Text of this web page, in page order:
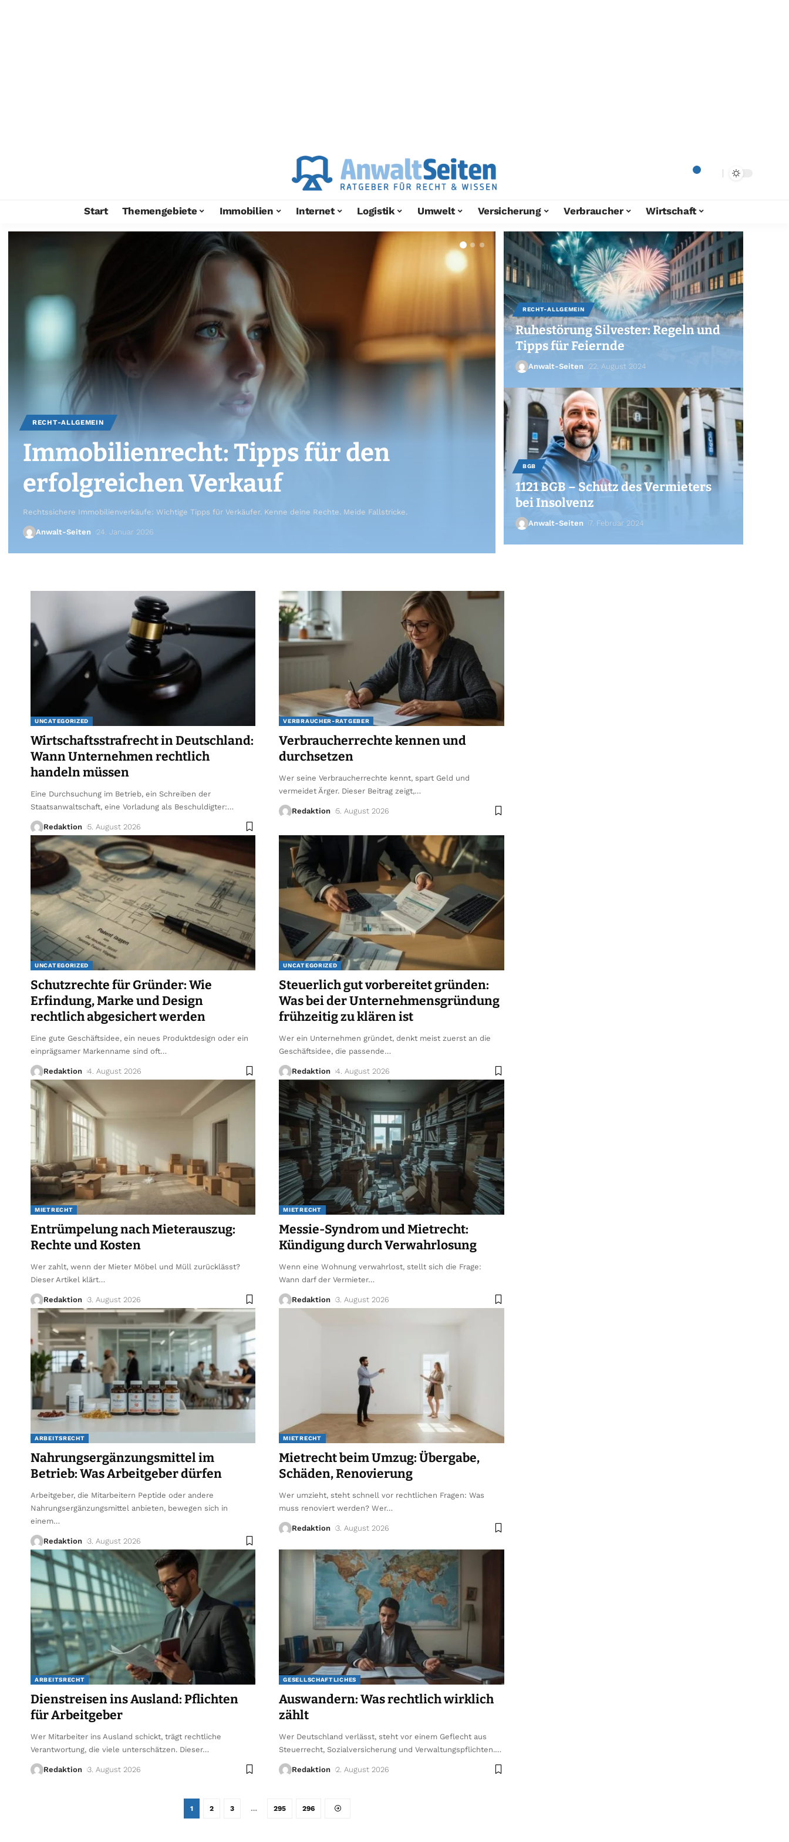
Start Themengebiete Immobilien Internet Logistik Umwelt Versicherung Verbraucher Wirtschaft
RECHT-ALLGEMEIN
Immobilienrecht: Tipps für den
erfolgreichen Verkauf
Rechtssichere Immobilienverkäufe: Wichtige Tipps für Verkäufer. Kenne deine Rechte. Meide Fallstricke.
Anwalt-Seiten 24. Januar 2026 Anwalt-Seiten
RECHT-ALLGEMEIN
Ruhestörung Silvester: Regeln und
Tipps für Feiernde
Anwalt-Seiten 22. August 2024
BGB
1121 BGB – Schutz des Vermieters
bei Insolvenz
Anwalt-Seiten 7. Februar 2024
UNCATEGORIZED
Wirtschaftsstrafrecht in Deutschland:
Wann Unternehmen rechtlich
handeln müssen
Eine Durchsuchung im Betrieb, ein Schreiben der
Staatsanwaltschaft, eine Vorladung als Beschuldigter:…
Redaktion 5. August 2026
VERBRAUCHER-RATGEBER
Verbraucherrechte kennen und
durchsetzen
Wer seine Verbraucherrechte kennt, spart Geld und
vermeidet Ärger. Dieser Beitrag zeigt,…
Redaktion 5. August 2026
UNCATEGORIZED
Schutzrechte für Gründer: Wie
Erfindung, Marke und Design
rechtlich abgesichert werden
Eine gute Geschäftsidee, ein neues Produktdesign oder ein
einprägsamer Markenname sind oft…
Redaktion 4. August 2026
UNCATEGORIZED
Steuerlich gut vorbereitet gründen:
Was bei der Unternehmensgründung
frühzeitig zu klären ist
Wer ein Unternehmen gründet, denkt meist zuerst an die
Geschäftsidee, die passende…
Redaktion 4. August 2026
MIETRECHT
Entrümpelung nach Mieterauszug:
Rechte und Kosten
Wer zahlt, wenn der Mieter Möbel und Müll zurücklässt?
Dieser Artikel klärt…
Redaktion 3. August 2026
MIETRECHT
Messie-Syndrom und Mietrecht:
Kündigung durch Verwahrlosung
Wenn eine Wohnung verwahrlost, stellt sich die Frage:
Wann darf der Vermieter…
Redaktion 3. August 2026
ARBEITSRECHT
Nahrungsergänzungsmittel im
Betrieb: Was Arbeitgeber dürfen
Arbeitgeber, die Mitarbeitern Peptide oder andere
Nahrungsergänzungsmittel anbieten, bewegen sich in
einem…
Redaktion 3. August 2026
MIETRECHT
Mietrecht beim Umzug: Übergabe,
Schäden, Renovierung
Wer umzieht, steht schnell vor rechtlichen Fragen: Was
muss renoviert werden? Wer…
Redaktion 3. August 2026
ARBEITSRECHT
Dienstreisen ins Ausland: Pflichten
für Arbeitgeber
Wer Mitarbeiter ins Ausland schickt, trägt rechtliche
Verantwortung, die viele unterschätzen. Dieser…
Redaktion 3. August 2026
GESELLSCHAFTLICHES
Auswandern: Was rechtlich wirklich
zählt
Wer Deutschland verlässt, steht vor einem Geflecht aus
Steuerrecht, Sozialversicherung und Verwaltungspflichten.…
Redaktion 2. August 2026
1 2 3 … 295 296